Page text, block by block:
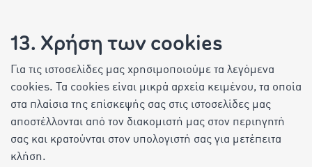
13. Χρήση των cookies
Για τις ιστοσελίδες μας χρησιμοποιούμε τα λεγόμενα
cookies. Τα cookies είναι μικρά αρχεία κειμένου, τα οποία
στα πλαίσια της επίσκεψής σας στις ιστοσελίδες μας
αποστέλλονται από τον διακομιστή μας στον περιηγητή
σας και κρατούνται στον υπολογιστή σας για μετέπειτα
κλήση.